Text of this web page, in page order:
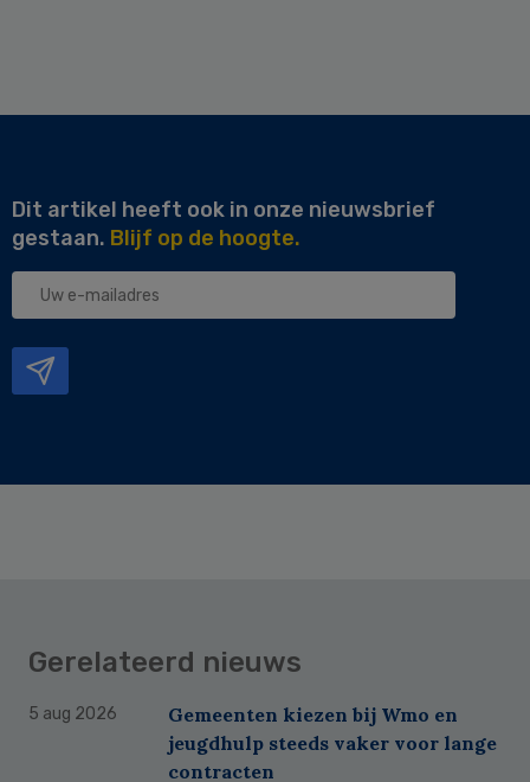
Dit artikel heeft ook in onze nieuwsbrief
gestaan. Blijf op de hoogte.
Uw
Gerelateerd nieuws
5 aug 2026
Gemeenten kiezen bij Wmo en
jeugdhulp steeds vaker voor lange
contracten